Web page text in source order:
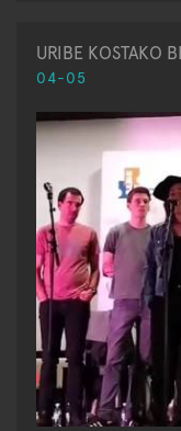
URIBE KOSTAKO
04-05